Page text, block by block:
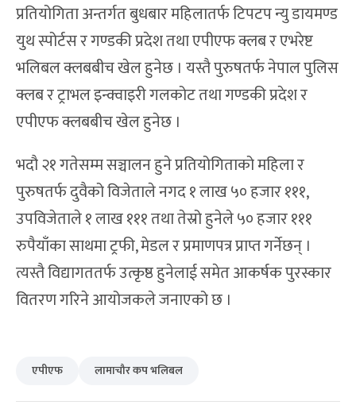
प्रतियोगिता अन्तर्गत बुधबार महिलातर्फ टिपटप न्यु डायमण्ड
युथ स्पोर्टस र गण्डकी प्रदेश तथा एपीएफ क्लब र एभरेष्ट
भलिबल क्लबबीच खेल हुनेछ । यस्तै पुरुषतर्फ नेपाल पुलिस
क्लब र ट्राभल इन्क्वाइरी गलकोट तथा गण्डकी प्रदेश र
एपीएफ क्लबबीच खेल हुनेछ ।
भदौ २१ गतेसम्म सञ्चालन हुने प्रतियोगिताको महिला र
पुरुषतर्फ दुवैको विजेताले नगद १ लाख ५० हजार १११,
उपविजेताले १ लाख १११ तथा तेस्रो हुनेले ५० हजार १११
रुपैयाँका साथमा ट्रफी, मेडल र प्रमाणपत्र प्राप्त गर्नेछन् ।
त्यस्तै विद्यागततर्फ उत्कृष्ठ हुनेलाई समेत आकर्षक पुरस्कार
वितरण गरिने आयोजकले जनाएको छ ।
एपीएफ लामाचौर कप भलिबल